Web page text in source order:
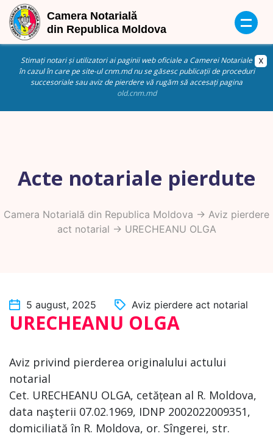
Stimați notari și utilizatori ai paginii web oficiale a Camerei Notariale
în cazul în care pe site-ul cnm.md nu se găsesc publicații de proceduri
succesoriale sau aviz de pierdere vă rugăm să accesați pagina
old.cnm.md
Acte notariale pierdute
Camera Notarială din Republica Moldova -> Aviz pierdere
act notarial -> URECHEANU OLGA
5 august, 2025 Aviz pierdere act notarial
URECHEANU OLGA
Aviz privind pierderea originalului actului
notarial
Cet. URECHEANU OLGA, cetățean al R. Moldova,
data naşterii 07.02.1969, IDNP 2002022009351,
domiciliată în R. Moldova, or. Sîngerei, str.